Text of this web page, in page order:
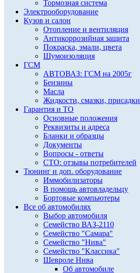
Тормозная система
Электрооборудование
Кузов и салон
Отопление и вентиляция
Антикоррозийная защита
Покраска, эмали, цвета
Шумоизоляция
ГСМ
АВТОВАЗ: ГСМ на 2005г
Бензины
Масла
Жидкости, смазки, присадки
Гарантия и ТО
Основные положения
Реквизиты и адреса
Бланки и образцы
Документы
Вопросы - ответы
СТО: отзывы потребителей
Тюнинг и доп. оборудование
Иммобилизаторы
В помощь автовладельцу
Бортовые компьютеры
Все об автомобилях
Выбор автомобиля
Семейство ВАЗ-2110
Семейство "Самара"
Семейство "Нива"
Семейство "Классика"
Шевроле Нива
Об автомобиле